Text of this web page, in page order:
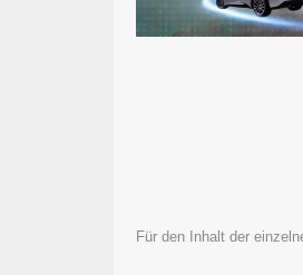
Für den Inhalt der